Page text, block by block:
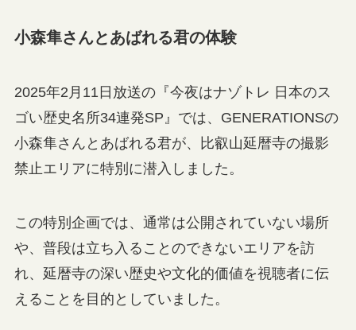
小森隼さんとあばれる君の体験
2025年2月11日放送の『今夜はナゾトレ 日本のス
ゴい歴史名所34連発SP』では、GENERATIONSの
小森隼さんとあばれる君が、比叡山延暦寺の撮影
禁止エリアに特別に潜入しました。
この特別企画では、通常は公開されていない場所
や、普段は立ち入ることのできないエリアを訪
れ、延暦寺の深い歴史や文化的価値を視聴者に伝
えることを目的としていました。